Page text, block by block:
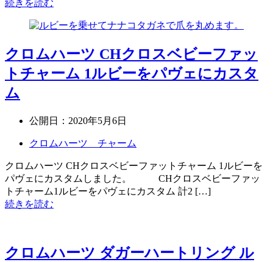
続きを読む
クロムハーツ CHクロスベビーファッ
トチャーム 1ルビーをパヴェにカスタ
ム
公開日： 2020年5月6日
クロムハーツ チャーム
クロムハーツ CHクロスベビーファットチャーム 1ルビーを
パヴェにカスタムしました。 CHクロスベビーファッ
トチャーム1ルビーをパヴェにカスタム 計2 […]
続きを読む
クロムハーツ ダガーハートリング ル